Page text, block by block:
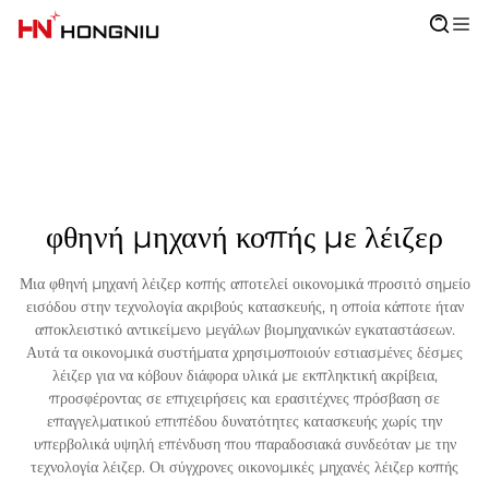
φθηνή μηχανή κοπής με λέιζερ
Μια φθηνή μηχανή λέιζερ κοπής αποτελεί οικονομικά προσιτό σημείο
εισόδου στην τεχνολογία ακριβούς κατασκευής, η οποία κάποτε ήταν
αποκλειστικό αντικείμενο μεγάλων βιομηχανικών εγκαταστάσεων.
Αυτά τα οικονομικά συστήματα χρησιμοποιούν εστιασμένες δέσμες
λέιζερ για να κόβουν διάφορα υλικά με εκπληκτική ακρίβεια,
προσφέροντας σε επιχειρήσεις και ερασιτέχνες πρόσβαση σε
επαγγελματικού επιπέδου δυνατότητες κατασκευής χωρίς την
υπερβολικά υψηλή επένδυση που παραδοσιακά συνδεόταν με την
τεχνολογία λέιζερ. Οι σύγχρονες οικονομικές μηχανές λέιζερ κοπής